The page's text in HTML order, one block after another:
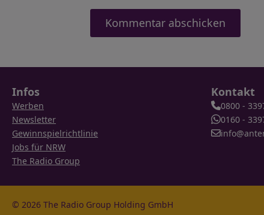
Infos
Werben
Newsletter
Gewinnspielrichtlinie
Jobs für NRW
The Radio Group
Kontakt
0800 -
0160 -
© 2026 The Radio Group Holding GmbH